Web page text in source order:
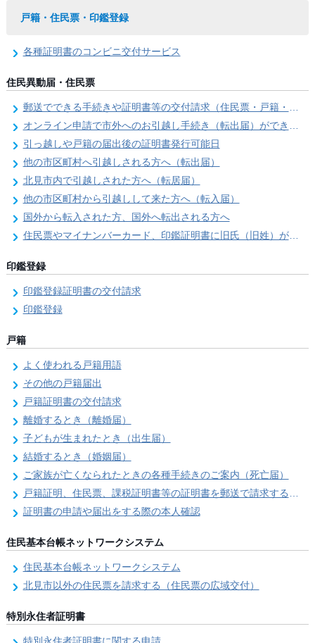
戸籍・住民票・印鑑登録
各種証明書のコンビニ交付サービス
住民異動届・住民票
郵送でできる手続きや証明書等の交付請求（住民票・戸籍・国民年金関係）
オンライン申請で市外へのお引越し手続き（転出届）ができます
引っ越しや戸籍の届出後の証明書発行可能日
他の市区町村へ引越しされる方へ（転出届）
北見市内で引越しされた方へ（転居届）
他の市区町村から引越しして来た方へ（転入届）
国外から転入された方、国外へ転出される方へ
住民票やマイナンバーカード、印鑑証明書に旧氏（旧姓）が併記できるようになりました！
印鑑登録
印鑑登録証明書の交付請求
印鑑登録
戸籍
よく使われる戸籍用語
その他の戸籍届出
戸籍証明書の交付請求
離婚するとき（離婚届）
子どもが生まれたとき（出生届）
結婚するとき（婚姻届）
ご家族が亡くなられたときの各種手続きのご案内（死亡届）
戸籍証明、住民票、課税証明書等の証明書を郵送で請求する際の本人確認
証明書の申請や届出をする際の本人確認
住民基本台帳ネットワークシステム
住民基本台帳ネットワークシステム
北見市以外の住民票を請求する（住民票の広域交付）
特別永住者証明書